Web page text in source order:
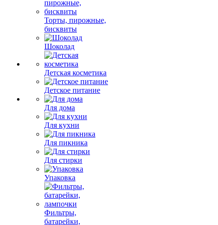
Торты, пирожные,
бисквиты
Шоколад
Детская косметика
Детское питание
Для дома
Для кухни
Для пикника
Для стирки
Упаковка
Фильтры,
батарейки,